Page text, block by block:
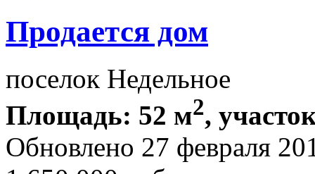
Продается дом
поселок Недельное
Площадь: 52 м2,
Обновлено 27 февраля